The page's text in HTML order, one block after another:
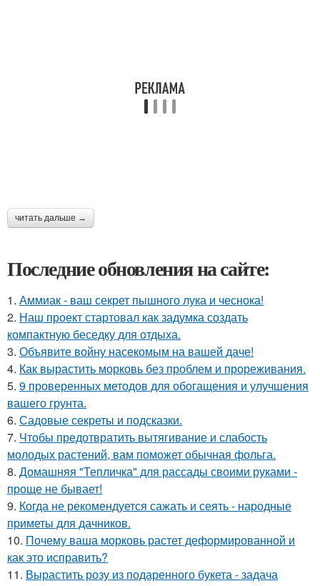
читать дальше →
Последние обновления на сайте:
1. Аммиак - ваш секрет пышного лука и чеснока!
2. Наш проект стартовал как задумка создать
компактную беседку для отдыха.
3. Объявите войну насекомым на вашей даче!
4. Как вырастить морковь без проблем и прореживания.
5. 9 проверенных методов для обогащения и улучшения
вашего грунта.
6. Садовые секреты и подсказки.
7. Чтобы предотвратить вытягивание и слабость
молодых растений, вам поможет обычная фольга.
8. Домашняя "Тепличка" для рассады своими руками -
проще не бывает!
9. Когда не рекомендуется сажать и сеять - народные
приметы для дачников.
10. Почему ваша морковь растет деформированной и
как это исправить?
11. Вырастить розу из подаренного букета - задача